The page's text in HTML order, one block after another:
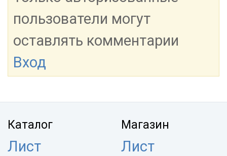
пользователи могут
оставлять комментарии
Вход
Каталог
Лист
Магазин
Лист